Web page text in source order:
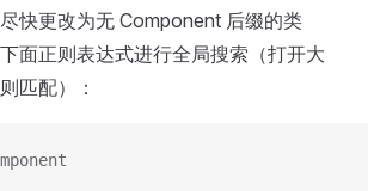
快更改为无 Component 后缀的类
面正则表达式进行全局搜索（打开大
匹配）：